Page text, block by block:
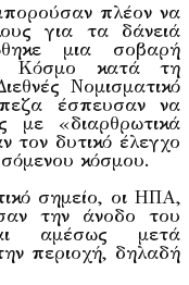
πλέον να
για τα δάνειά
μια σοβαρή
Κόσμο κατά τη
Νομισματικό
έσπευσαν να
με «διαρθρωτικά
δυτικό έλεγχο
κόσμου.
σημείο, οι ΗΠΑ,
την άνοδο του
αμέσως μετά
περιοχή, δηλαδή